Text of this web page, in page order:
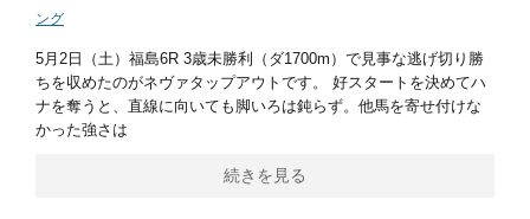
ング
5月2日（土）福島6R 3歳未勝利（ダ1700m）で見事な逃げ切り勝
ちを収めたのがネヴァタップアウトです。 好スタートを決めてハ
ナを奪うと、直線に向いても脚いろは鈍らず。他馬を寄せ付けな
かった強さは
続きを見る